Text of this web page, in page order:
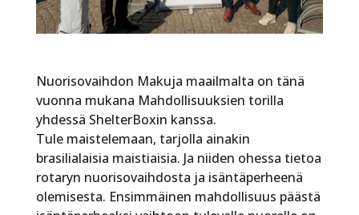
Nuorisovaihdon Makuja maailmalta on tänä
vuonna mukana Mahdollisuuksien torilla
yhdessä ShelterBoxin kanssa.
Tule maistelemaan, tarjolla ainakin
brasilialaisia maistiaisia. Ja niiden ohessa tietoa
rotaryn nuorisovaihdosta ja isäntäperheenä
olemisesta. Ensimmäinen mahdollisuus päästä